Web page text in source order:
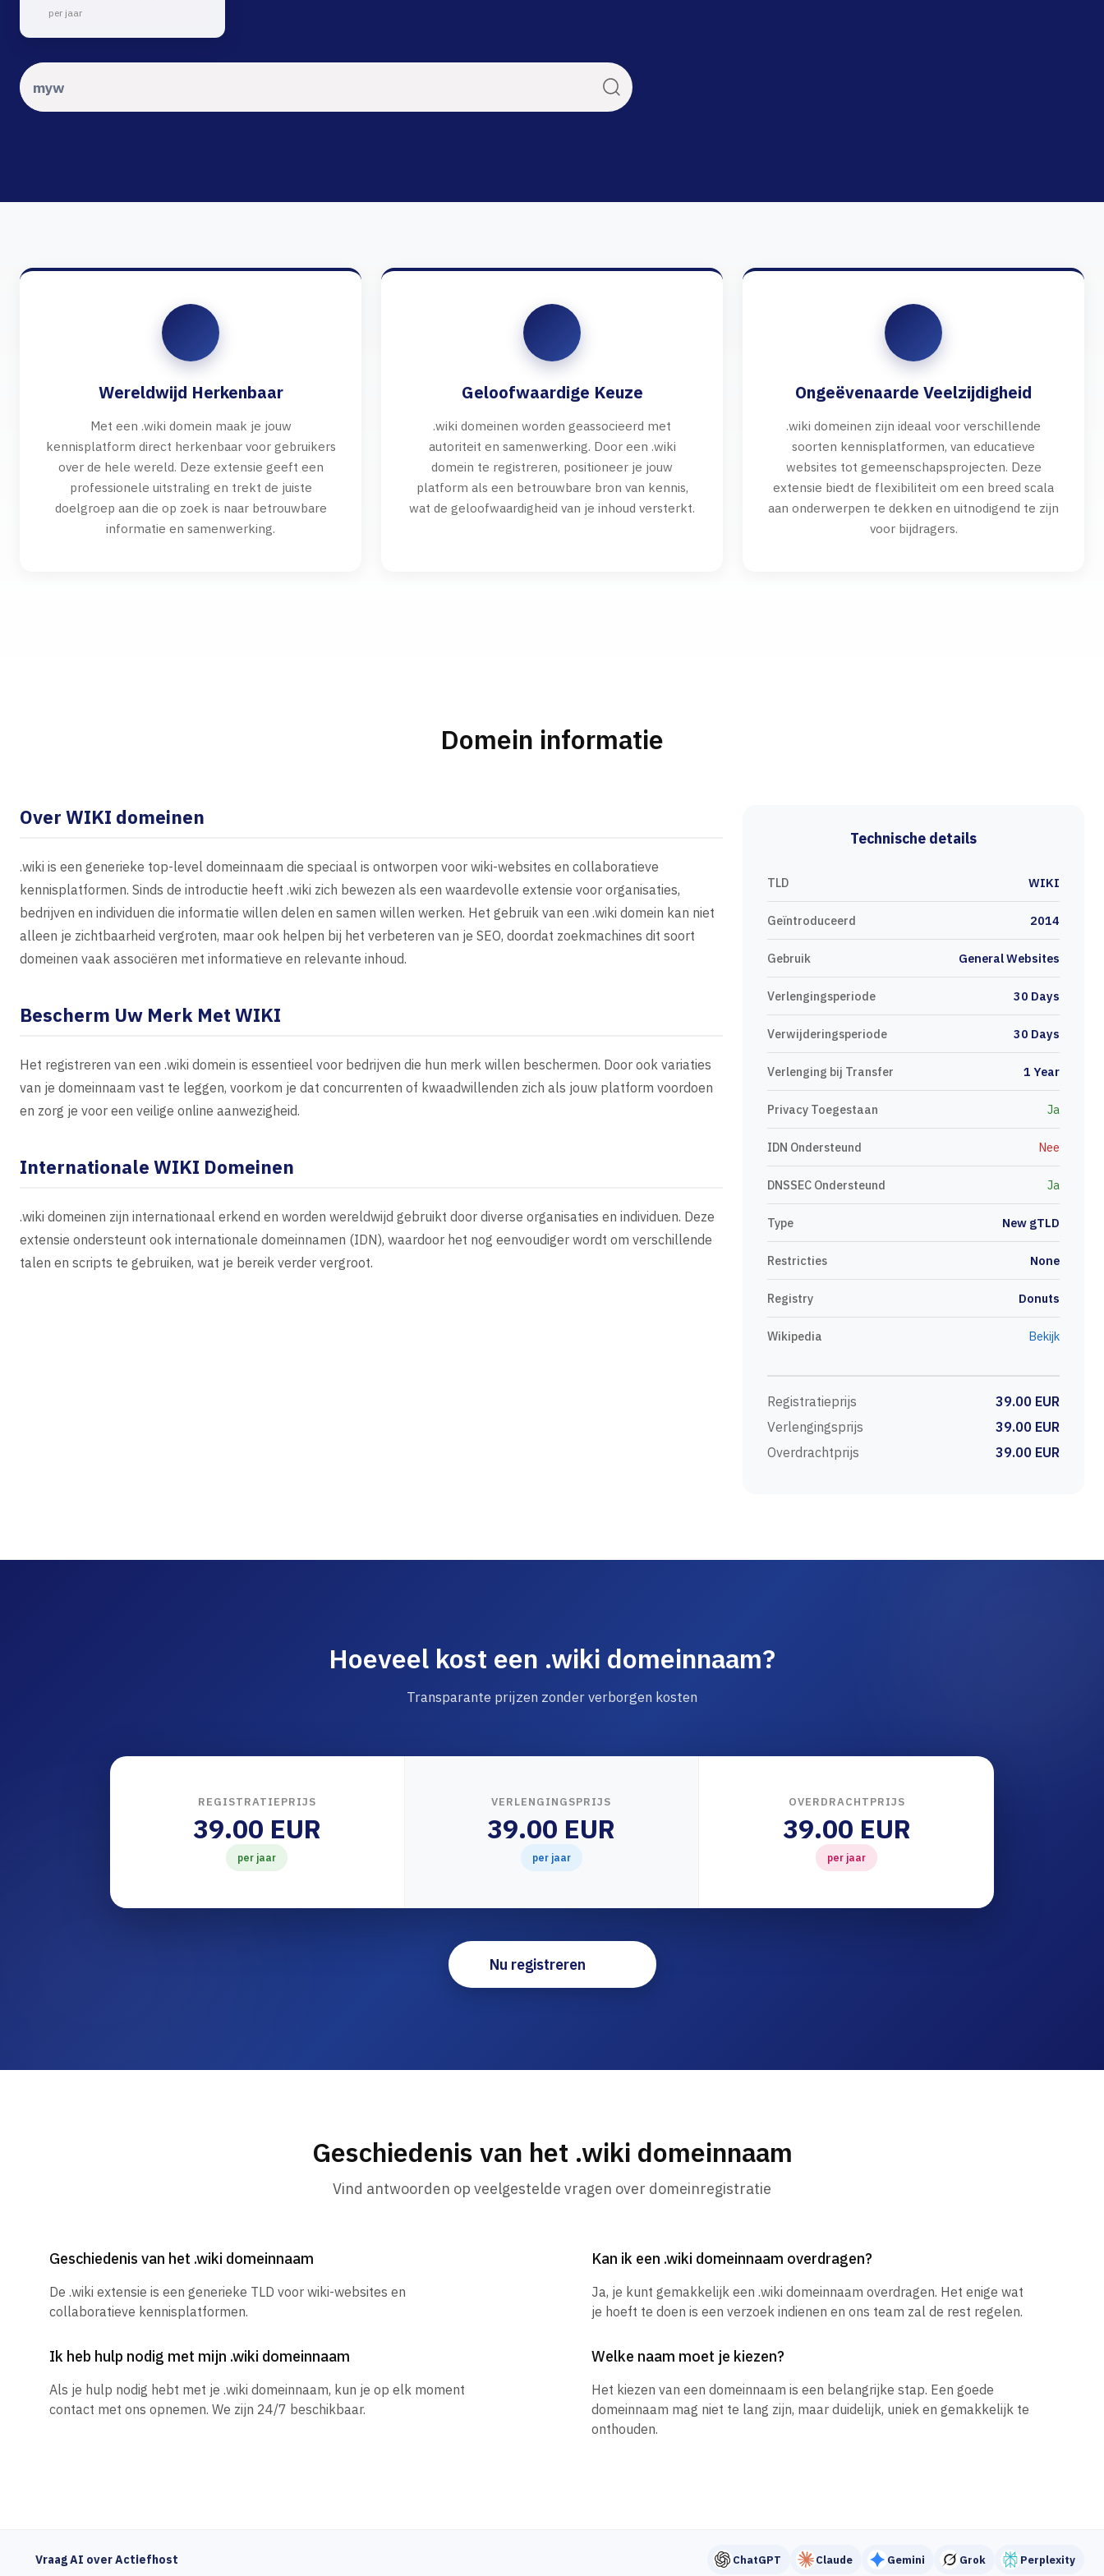
per jaar
Wereldwijd Herkenbaar
Met een .wiki domein maak je jouw
kennisplatform direct herkenbaar voor gebruikers
over de hele wereld. Deze extensie geeft een
professionele uitstraling en trekt de juiste
doelgroep aan die op zoek is naar betrouwbare
informatie en samenwerking.
Geloofwaardige Keuze
.wiki domeinen worden geassocieerd met
autoriteit en samenwerking. Door een .wiki
domein te registreren, positioneer je jouw
platform als een betrouwbare bron van kennis,
wat de geloofwaardigheid van je inhoud versterkt.
Ongeëvenaarde Veelzijdigheid
.wiki domeinen zijn ideaal voor verschillende
soorten kennisplatformen, van educatieve
websites tot gemeenschapsprojecten. Deze
extensie biedt de flexibiliteit om een breed scala
aan onderwerpen te dekken en uitnodigend te zijn
voor bijdragers.
Domein informatie
Over WIKI domeinen
.wiki is een generieke top-level domeinnaam die speciaal is ontworpen voor wiki-websites en collaboratieve
kennisplatformen. Sinds de introductie heeft .wiki zich bewezen als een waardevolle extensie voor organisaties,
bedrijven en individuen die informatie willen delen en samen willen werken. Het gebruik van een .wiki domein kan niet
alleen je zichtbaarheid vergroten, maar ook helpen bij het verbeteren van je SEO, doordat zoekmachines dit soort
domeinen vaak associëren met informatieve en relevante inhoud.
Bescherm Uw Merk Met WIKI
Het registreren van een .wiki domein is essentieel voor bedrijven die hun merk willen beschermen. Door ook variaties
van je domeinnaam vast te leggen, voorkom je dat concurrenten of kwaadwillenden zich als jouw platform voordoen
en zorg je voor een veilige online aanwezigheid.
Internationale WIKI Domeinen
.wiki domeinen zijn internationaal erkend en worden wereldwijd gebruikt door diverse organisaties en individuen. Deze
extensie ondersteunt ook internationale domeinnamen (IDN), waardoor het nog eenvoudiger wordt om verschillende
talen en scripts te gebruiken, wat je bereik verder vergroot.
Technische details
TLD WIKI
Geïntroduceerd 2014
Gebruik General Websites
Verlengingsperiode 30 Days
Verwijderingsperiode 30 Days
Verlenging bij Transfer 1 Year
Privacy Toegestaan Ja
IDN Ondersteund Nee
DNSSEC Ondersteund Ja
Type New gTLD
Restricties None
Registry Donuts
Wikipedia Bekijk
Registratieprijs
39.00 EUR
Verlengingsprijs
39.00 EUR
Overdrachtprijs
39.00 EUR
Hoeveel kost een .wiki domeinnaam?
Transparante prijzen zonder verborgen kosten
REGISTRATIEPRIJS
39.00 EUR
per jaar
VERLENGINGSPRIJS
39.00 EUR
per jaar
OVERDRACHTPRIJS
39.00 EUR
per jaar
Nu registreren
Geschiedenis van het .wiki domeinnaam
Vind antwoorden op veelgestelde vragen over domeinregistratie
Geschiedenis van het .wiki domeinnaam
De .wiki extensie is een generieke TLD voor wiki-websites en
collaboratieve kennisplatformen.
Kan ik een .wiki domeinnaam overdragen?
Ja, je kunt gemakkelijk een .wiki domeinnaam overdragen. Het enige wat
je hoeft te doen is een verzoek indienen en ons team zal de rest regelen.
Ik heb hulp nodig met mijn .wiki domeinnaam
Als je hulp nodig hebt met je .wiki domeinnaam, kun je op elk moment
contact met ons opnemen. We zijn 24/7 beschikbaar.
Welke naam moet je kiezen?
Het kiezen van een domeinnaam is een belangrijke stap. Een goede
domeinnaam mag niet te lang zijn, maar duidelijk, uniek en gemakkelijk te
onthouden.
Vraag AI over Actiefhost ChatGPT Claude Gemini Grok Perplexity